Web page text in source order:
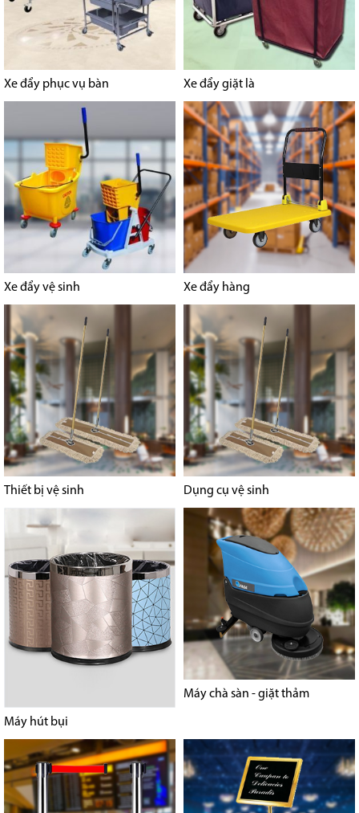
Xe đẩy phục vụ bàn Xe đẩy giặt là
Xe đẩy vệ sinh Xe đẩy hàng
Thiết bị vệ sinh Dụng cụ vệ sinh
Máy hút bụi
Máy chà sàn - giặt thảm